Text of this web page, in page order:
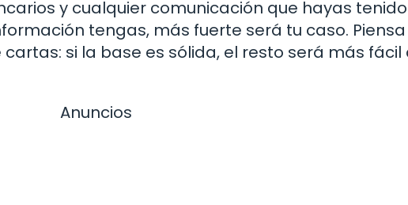
y cualquier comunicación que hayas
tengas, más fuerte será tu caso.
si la base es sólida, el resto será más fácil
Anuncios